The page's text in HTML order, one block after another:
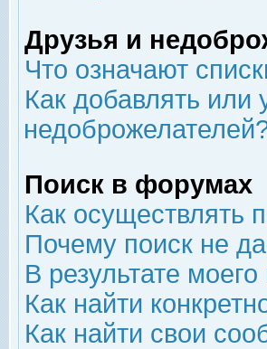
Друзья и
Что означают
Как добавлять или
Поиск в форумах
Как осуществлять
Почему поиск не
В результате
Как найти
Как найти свои